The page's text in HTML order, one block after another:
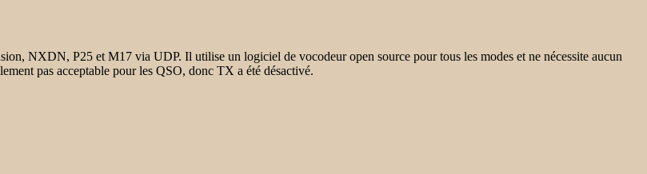
NXDN, P25 et M17 via UDP. Il utilise un logiciel de vocodeur open source pour tous les modes et ne nécessite aucun
pas acceptable pour les QSO, donc TX a été désactivé.